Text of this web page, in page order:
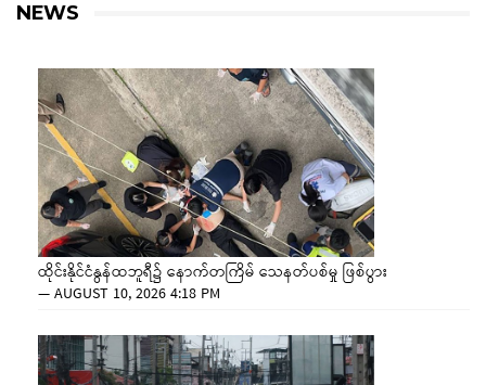
NEWS
ထိုင်းနိုင်ငံနွန်ထဘူရီ၌ နောက်တကြိမ် သေနတ်ပစ်မှု ဖြစ်ပွား
—AUGUST 10, 2026 4:18 PM